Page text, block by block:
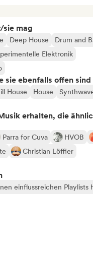
sie mag
Deep House
Drum and
Elektronik
sie ebenfalls offen sind
House House
erhalten, die
Parra for Cuva HVOB
Christian Löffler
einflussreichen Playlists